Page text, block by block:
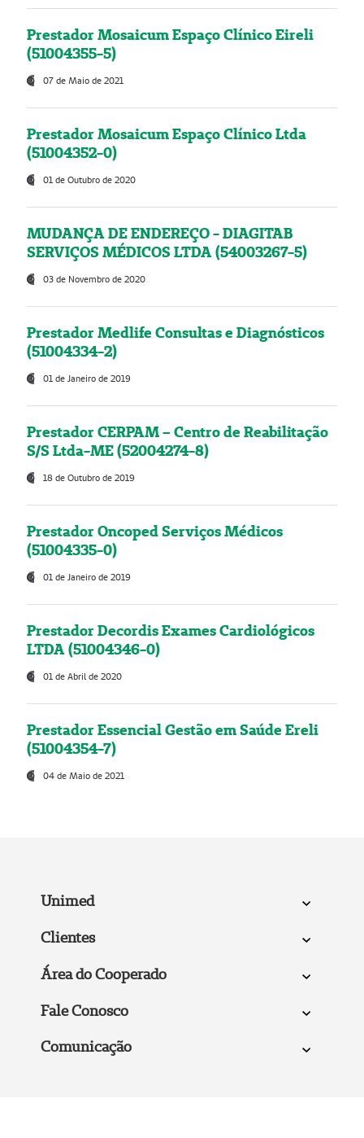
Prestador Mosaicum Espaço Clínico Eireli
(51004355-5)
07 de Maio de 2021
Prestador Mosaicum Espaço Clínico Ltda
(51004352-0)
01 de Outubro de 2020
MUDANÇA DE ENDEREÇO - DIAGITAB
SERVIÇOS MÉDICOS LTDA (54003267-5)
03 de Novembro de 2020
Prestador Medlife Consultas e Diagnósticos
(51004334-2)
01 de Janeiro de 2019
Prestador CERPAM – Centro de Reabilitação
S/S Ltda-ME (52004274-8)
18 de Outubro de 2019
Prestador Oncoped Serviços Médicos
(51004335-0)
01 de Janeiro de 2019
Prestador Decordis Exames Cardiológicos
LTDA (51004346-0)
01 de Abril de 2020
Prestador Essencial Gestão em Saúde Ereli
(51004354-7)
04 de Maio de 2021
Unimed
Clientes
Área do Cooperado
Fale Conosco
Comunicação